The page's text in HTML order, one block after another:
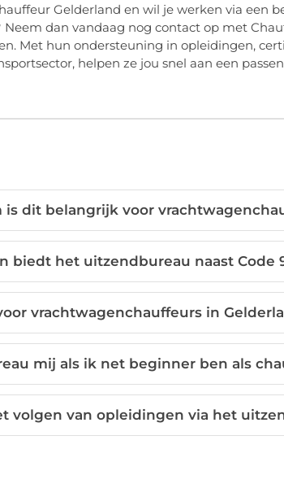
Gelderland en wil je werken via een
dan vandaag nog contact op met
Met hun ondersteuning in opleidingen,
helpen ze jou snel aan een
is dit belangrijk voor
biedt het uitzendbureau naast Code
vrachtwagenchauffeurs in
mij als ik net beginner ben als
volgen van opleidingen via het